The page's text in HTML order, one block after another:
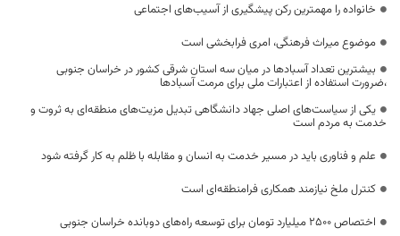
خانواده را مهمترین رکن پیشگیری از آسیب‌های اجتماعی
موضوع میراث فرهنگی، امری فرابخشی است
بیشترین تعداد آسبادها در میان سه استان شرقی کشور در خراسان جنوبی
،ضرورت استفاده از اعتبارات ملی برای مرمت آسبادها
یکی از سیاست‌های اصلی جهاد دانشگاهی تبدیل مزیت‌های منطقه‌ای به ثروت و
خدمت به مردم است
علم و فناوری باید در مسیر خدمت به انسان و مقابله با ظلم به کار گرفته شود
کنترل ملخ نیازمند همکاری فرامنطقه‌ای است
اختصاص 2500 میلیارد تومان برای توسعه راه‌های دوبانده خراسان جنوبی